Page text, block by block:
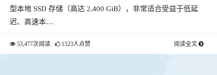
型本地 SSD 存储（高达 2,400 GiB），非常适合受益于低延
迟、高速本…
53,477次阅读 1523人点赞 阅读全文